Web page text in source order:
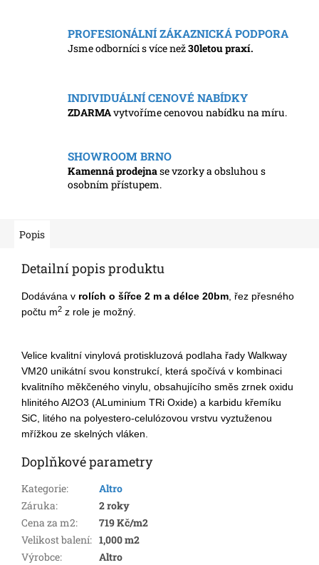
PROFESIONÁLNÍ ZÁKAZNICKÁ PODPORA
Jsme odborníci s více než30letou praxí.
INDIVIDUÁLNÍ CENOVÉ NABÍDKY
ZDARMAvytvoříme cenovou nabídku na míru.
SHOWROOM BRNO
Kamenná prodejnase vzorky a obsluhou s
osobním přístupem.
Popis
Detailní popis produktu
Dodávána v rolích o šířce 2 m a délce 20bm, řez přesného
počtu m2 z role je možný.
Velice kvalitní vinylová protiskluzová podlaha řady Walkway
VM20 unikátní svou konstrukcí, která spočívá v kombinaci
kvalitního měkčeného vinylu, obsahujícího směs zrnek oxidu
hlinitého Al2O3 (ALuminium TRi Oxide) a karbidu křemíku
SiC, litého na polyestero-celulózovou vrstvu vyztuženou
mřížkou ze skelných vláken.
Doplňkové parametry
Kategorie:
Altro
Záruka:
2 roky
Cena za m2:
719 Kč/m2
Velikost balení: 1,000 m2
Výrobce:
Altro